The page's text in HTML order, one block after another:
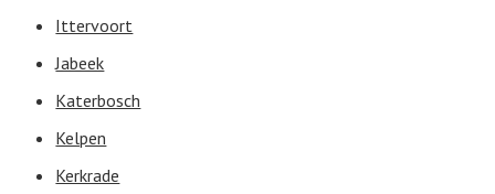
Ittervoort
Jabeek
Katerbosch
Kelpen
Kerkrade